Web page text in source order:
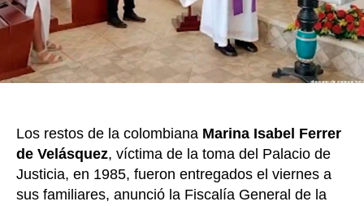
del
del
de
Los restos de la colombiana Marina Isabel Ferrer
de Velásquez, víctima de la toma del Palacio de
Justicia, en 1985, fueron entregados el viernes a
sus familiares, anunció la Fiscalía General de la